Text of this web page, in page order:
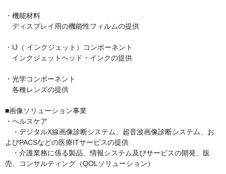
・機能材料
ディスプレイ用の機能性フィルムの提供
・IJ（ インクジェット）コンポーネント
インクジェットヘッド・インクの提供
・光学コンポーネント
各種レンズの提供
■画像ソリューション事業
・ヘルスケア
・デジタルX線画像診断システム、超音波画像診断システム、お
よびPACSなどの医療ITサービスの提供
・介護業務に係る製品、情報システム及びサービスの開発、販
売、コンサルティング（QOLソリューション）